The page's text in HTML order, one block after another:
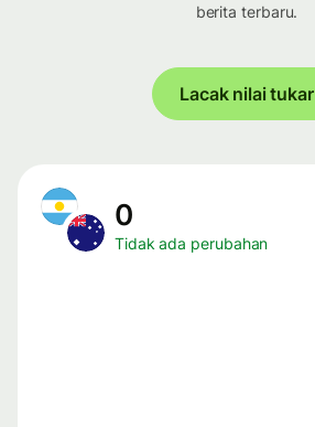
berita terbaru.
Lacak nilai tukar
0
Tidak ada perubahan